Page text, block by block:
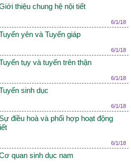
thiệu chung hệ nội tiết
6/1/18
yên và Tuyến giáp
6/1/18
tụy và tuyến trên thận
6/1/18
sinh dục
6/1/18
điều hoà và phối hợp hoạt động
6/1/18
quan sinh dục nam